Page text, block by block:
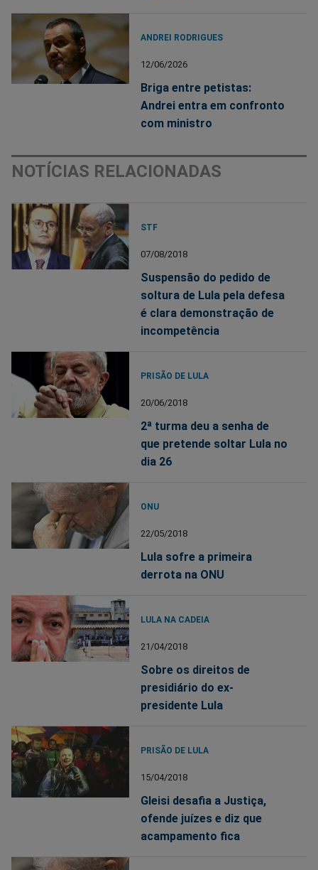
ANDREI RODRIGUES
12/06/2026
Briga entre petistas:
Andrei entra em confronto
com ministro
NOTÍCIAS RELACIONADAS
STF
07/08/2018
Suspensão do pedido de
soltura de Lula pela defesa
é clara demonstração de
incompetência
PRISÃO DE LULA
20/06/2018
2ª turma deu a senha de
que pretende soltar Lula no
dia 26
ONU
22/05/2018
Lula sofre a primeira
derrota na ONU
LULA NA CADEIA
21/04/2018
Sobre os direitos de
presidiário do ex-
presidente Lula
PRISÃO DE LULA
15/04/2018
Gleisi desafia a Justiça,
ofende juízes e diz que
acampamento fica